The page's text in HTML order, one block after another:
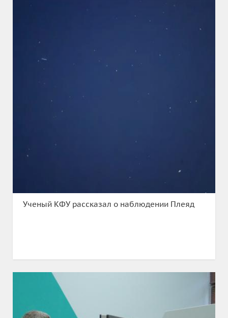
Ученый КФУ рассказал о наблюдении Плеяд